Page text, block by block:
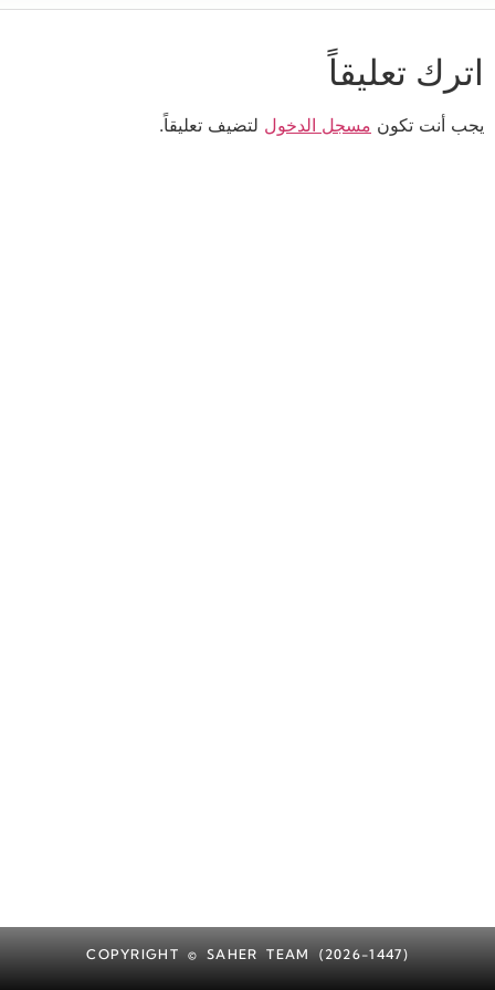
اترك تعليقاً
يجب أنت تكون مسجل الدخول لتضيف تعليقاً.
COPYRIGHT © SAHER TEAM (2026-1447)